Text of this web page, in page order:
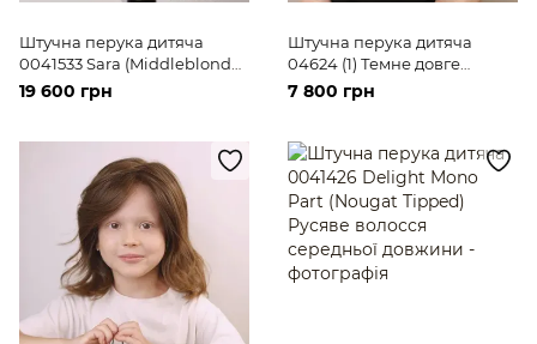
Штучна перука дитяча
0041533 Sara (Middleblonde)
Русяве довге волосся
19 600 грн
Штучна перука дитяча
04624 (1) Темне довге
волосся
7 800 грн